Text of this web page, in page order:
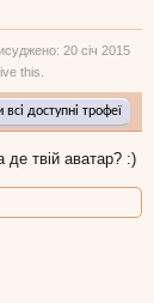
20 січ 2015
this.
всі доступні трофеї
де твій аватар? :)